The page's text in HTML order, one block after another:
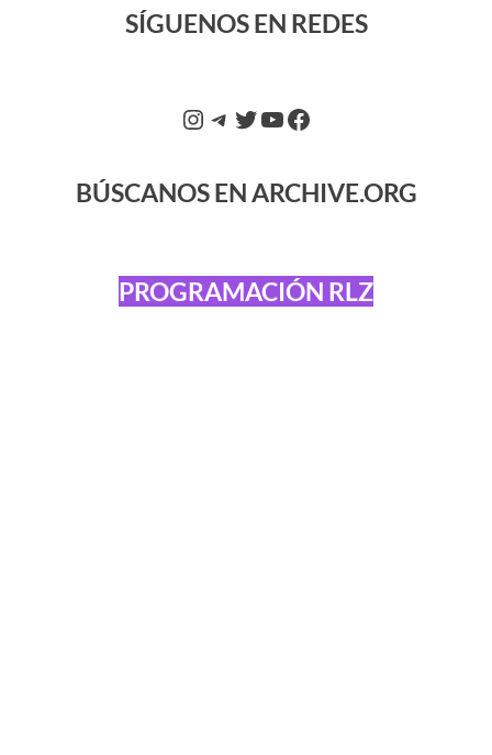
SÍGUENOS EN REDES
BÚSCANOS EN ARCHIVE.ORG
PROGRAMACIÓN RLZ